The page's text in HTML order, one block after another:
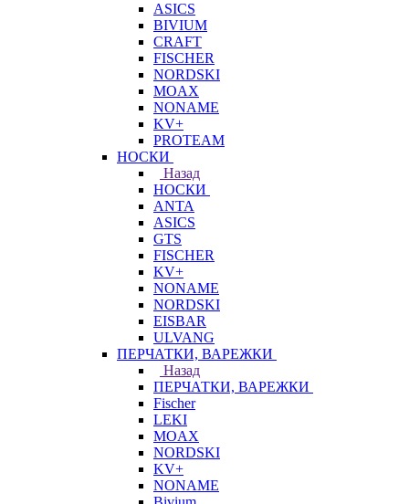
ASICS
BIVIUM
CRAFT
FISCHER
NORDSKI
MOAX
NONAME
KV+
PROTEAM
НОСКИ
Назад
НОСКИ
ANTA
ASICS
GTS
FISCHER
KV+
NONAME
NORDSKI
EISBAR
ULVANG
ПЕРЧАТКИ, ВАРЕЖКИ
Назад
ПЕРЧАТКИ, ВАРЕЖКИ
Fischer
LEKI
MOAX
NORDSKI
KV+
NONAME